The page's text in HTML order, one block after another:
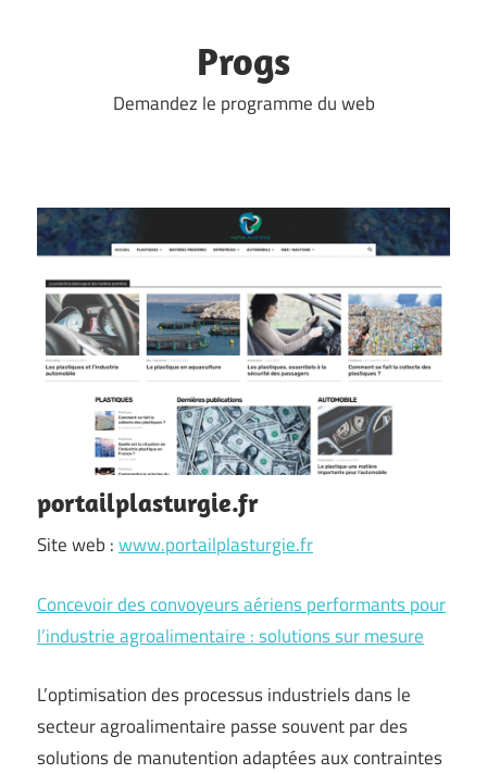
Progs
Demandez le programme du web
portailplasturgie.fr
Site web :www.portailplasturgie.fr
Concevoir des convoyeurs aériens performants pour
l’industrie agroalimentaire : solutions sur mesure
L’optimisation des processus industriels dans le
secteur agroalimentaire passe souvent par des
solutions de manutention adaptées aux contraintes